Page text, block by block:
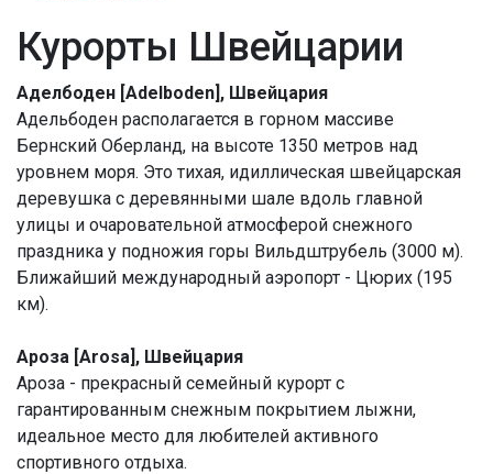
Курорты Швейцарии
Аделбоден [Adelboden], Швейцария
Адельбоден располагается в горном массиве
Бернский Оберланд, на высоте 1350 метров над
уровнем моря. Это тихая, идиллическая швейцарская
деревушка с деревянными шале вдоль главной
улицы и очаровательной атмосферой снежного
праздника у подножия горы Вильдштрубель (3000 м).
Ближайший международный аэропорт - Цюрих (195
км).
Ароза [Arosa], Швейцария
Ароза - прекрасный семейный курорт с
гарантированным снежным покрытием лыжни,
идеальное место для любителей активного
спортивного отдыха.